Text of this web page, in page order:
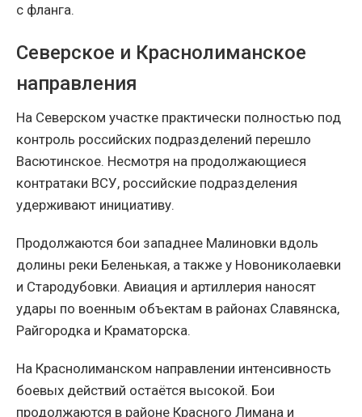
с фланга.
Северское и Краснолиманское
направления
На Северском участке практически полностью под
контроль российских подразделений перешло
Васютинское. Несмотря на продолжающиеся
контратаки ВСУ, российские подразделения
удерживают инициативу.
Продолжаются бои западнее Малиновки вдоль
долины реки Беленькая, а также у Новониколаевки
и Стародубовки. Авиация и артиллерия наносят
удары по военным объектам в районах Славянска,
Райгородка и Краматорска.
На Краснолиманском направлении интенсивность
боевых действий остаётся высокой. Бои
продолжаются в районе Красного Лимана и